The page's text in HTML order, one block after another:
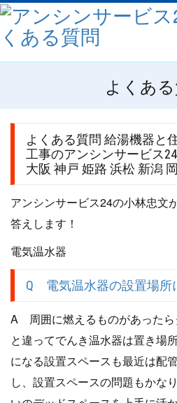
よくあ
よくある質問 給湯機器と
工事のアンシンサービス
大阪 神戸 姫路 浜松 新潟
アンシンサービス24の小林忠文
答えします！
電気温水器
Q 電気温水器の設置場所
A 周囲に燃えるものがあったら
と違ってでんき温水器は置き場
になる設置スペースも最近は配
し、設置スペースの問題もかな